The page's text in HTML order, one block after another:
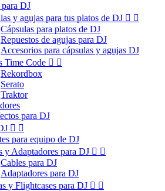
DJ
y agujas para tus platos de DJ  
Cápsulas para platos de DJ
Repuestos de agujas para DJ
Accesorios para cápsulas y agujas DJ
Time Code  
Rekordbox
Serato
Traktor
para DJ
 
para equipo de DJ
y Adaptadores para DJ  
Cables para DJ
Adaptadores para DJ
y Flightcases para DJ  